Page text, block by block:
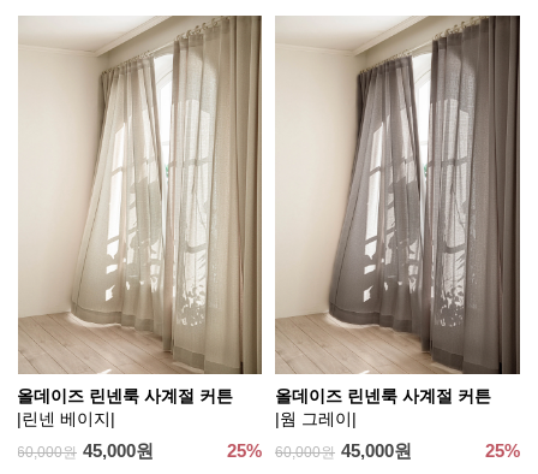
올데이즈 린넨룩 사계절 커튼
|린넨 베이지|
60,000원 45,000원 25%
올데이즈 린넨룩 사계절 커튼
|웜 그레이|
60,000원 45,000원 25%